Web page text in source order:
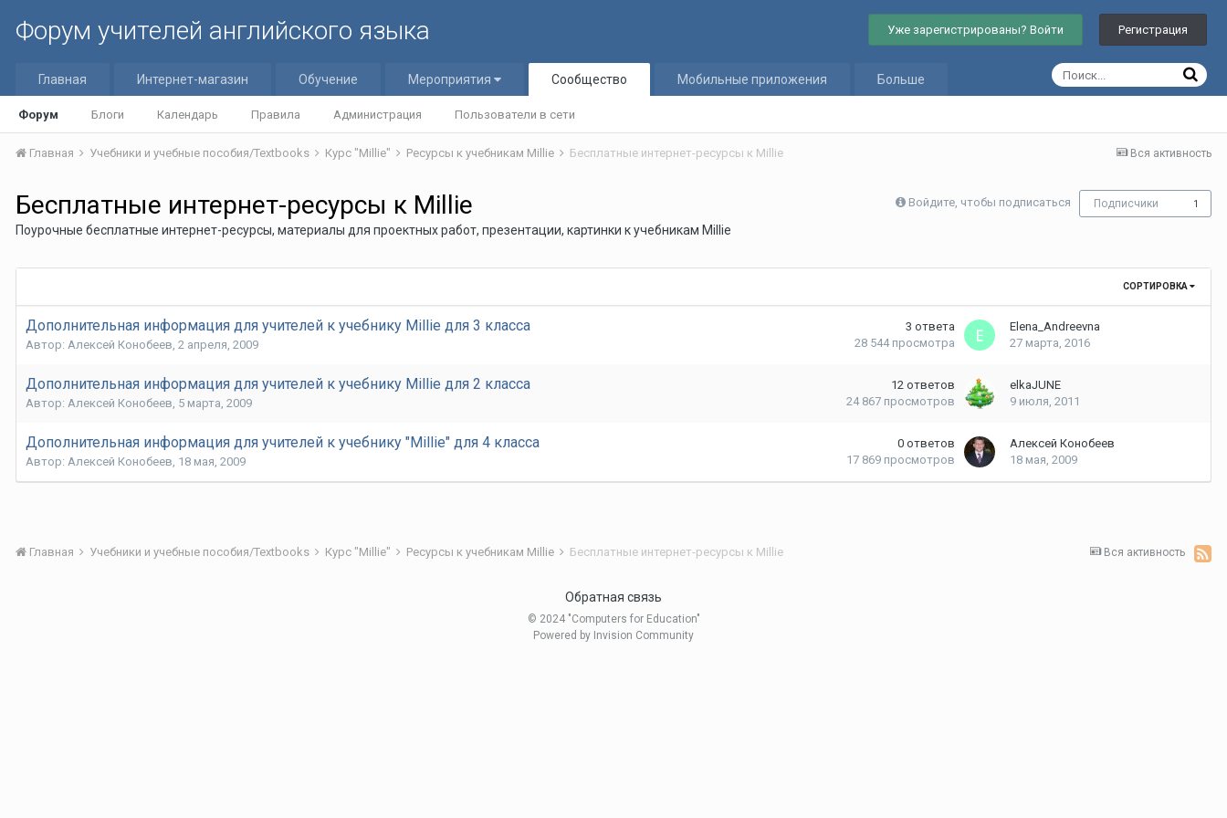
Форум учителей английского языка Уже зарегистрированы? Войти Регистрация
Главная Интернет-магазин Обучение Мероприятия Сообщество
Форум Блоги Календарь Правила Администрация Пользователи в сети
Мобильные приложения Больше
Вся активность
Главная Учебники и учебные пособия/Textbooks Курс "Millie" Ресурсы к учебникам Millie Бесплатные интернет-ресурсы к Millie
Бесплатные интернет-ресурсы к Millie Войдите, чтобы подписаться Подписчики 1
Поурочные бесплатные интернет-ресурсы, материалы для проектных работ, презентации, картинки к учебникам Millie
СОРТИРОВКА
Дополнительная информация для учителей к учебнику Millie для 3 класса
Автор: Алексей Конобеев, 2 апреля, 2009
3 ответа
28 544 просмотра
Elena_Andreevna
27 марта, 2016
Дополнительная информация для учителей к учебнику Millie для 2 класса
Автор: Алексей Конобеев, 5 марта, 2009
12 ответов
24 867 просмотров
elkaJUNE
9 июля, 2011
Дополнительная информация для учителей к учебнику "Millie" для 4 класса
Автор: Алексей Конобеев, 18 мая, 2009
0 ответов
17 869 просмотров
Алексей Конобеев
18 мая, 2009
Вся активность
Главная Учебники и учебные пособия/Textbooks Курс "Millie" Ресурсы к учебникам Millie Бесплатные интернет-ресурсы к Millie
Обратная связь
© 2024 "Computers for Education"
Powered by Invision Community